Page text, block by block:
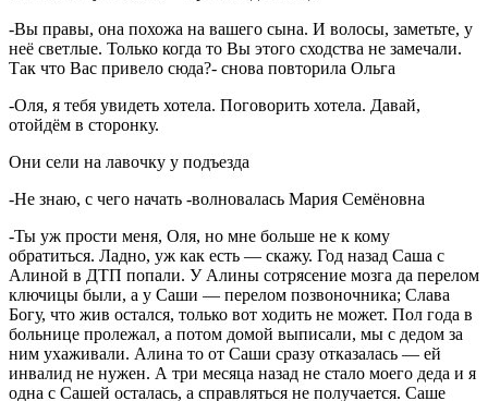
-Вы правы, она похожа на вашего сына. И волосы, заметьте, у
неё светлые. Только когда то Вы этого сходства не замечали.
Так что Вас привело сюда?- снова повторила Ольга
-Оля, я тебя увидеть хотела. Поговорить хотела. Давай,
отойдём в сторонку.
Они сели на лавочку у подъезда
-Не знаю, с чего начать -волновалась Мария Семёновна
-Ты уж прости меня, Оля, но мне больше не к кому
обратиться. Ладно, уж как есть — скажу. Год назад Саша с
Алиной в ДТП попали. У Алины сотрясение мозга да перелом
ключицы были, а у Саши — перелом позвоночника; Слава
Богу, что жив остался, только вот ходить не может. Пол года в
больнице пролежал, а потом домой выписали, мы с дедом за
ним ухаживали. Алина то от Саши сразу отказалась — ей
инвалид не нужен. А три месяца назад не стало моего деда и я
одна с Сашей осталась, а справляться не получается. Саше